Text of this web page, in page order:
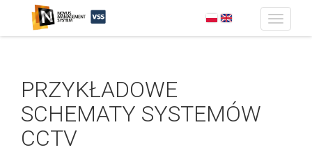
Toggle
PRZYKŁADOWE
SCHEMATY SYSTEMÓW
CCTV